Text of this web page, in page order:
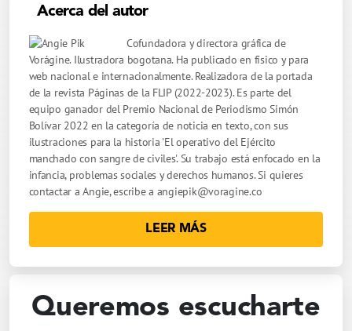
Acerca del autor
Cofundadora y directora gráfica de
Vorágine. Ilustradora bogotana. Ha publicado en físico y para
web nacional e internacionalmente. Realizadora de la portada
de la revista Páginas de la FLIP (2022-2023). Es parte del
equipo ganador del Premio Nacional de Periodismo Simón
Bolívar 2022 en la categoría de noticia en texto, con sus
ilustraciones para la historia 'El operativo del Ejército
manchado con sangre de civiles'. Su trabajo está enfocado en la
infancia, problemas sociales y derechos humanos. Si quieres
contactar a Angie, escribe a angiepik@voragine.co
LEER MÁS
Queremos escucharte